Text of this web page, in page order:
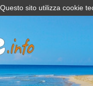
sito utilizza cookie